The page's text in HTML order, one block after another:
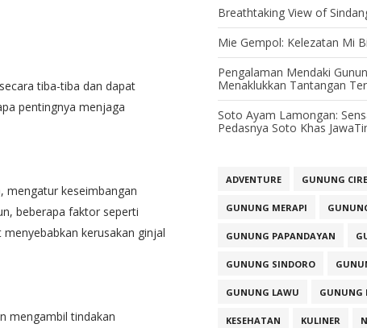
tiba-tiba dan dapat
pentingnya menjaga
mengatur keseimbangan
beberapa faktor seperti
kerusakan ginjal
mengambil tindakan
Breathtaking View of
Mie Gempol: Kelezatan Mi
Pengalaman Mendaki
Menaklukkan Tantangan
Soto Ayam Lamongan:
Pedasnya Soto Khas
ADVENTURE GUNUNG
GUNUNG MERAPI
GUNUNG PAPANDAYAN
GUNUNG SINDORO
GUNUNG LAWU GUNUNG
KESEHATAN KULINER